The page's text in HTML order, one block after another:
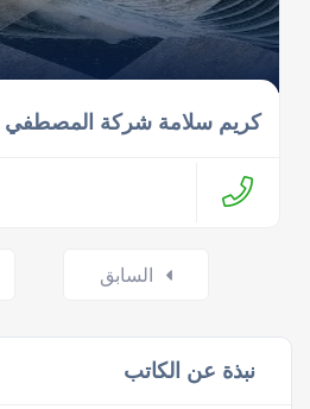
كريم سلامة شركة المصطفي
السابق
نبذة عن الكاتب